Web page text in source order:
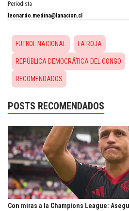
Periodista
leonardo.medina@lanacion.cl
FUTBOL NACIONAL LA ROJA
REPÚBLICA DEMOCRÁTICA DEL CONGO
RECOMENDADOS
POSTS RECOMENDADOS
Con miras a la Champions League: